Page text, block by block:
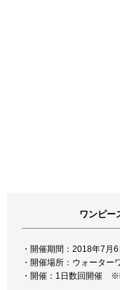
ワンピー
・開催期間：2018年7月
・開催場所：ウォーター
・開催：1日数回開催 ※